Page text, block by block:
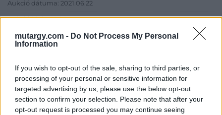
mutargy.com - Do Not Process My Personal
Information
If you wish to opt-out of the sale, sharing to third parties, or
processing of your personal or sensitive information for
targeted advertising by us, please use the below opt-out
section to confirm your selection. Please note that after your
opt-out request is processed you may continue seeing
Aukció dátuma: 2021.06.22
Aukció ideje: 18:00
Aukció helye: MOMkult Kulturális Központ
Eladó adatai
Eladó:BÁV ART Aukciósház és
Galéria